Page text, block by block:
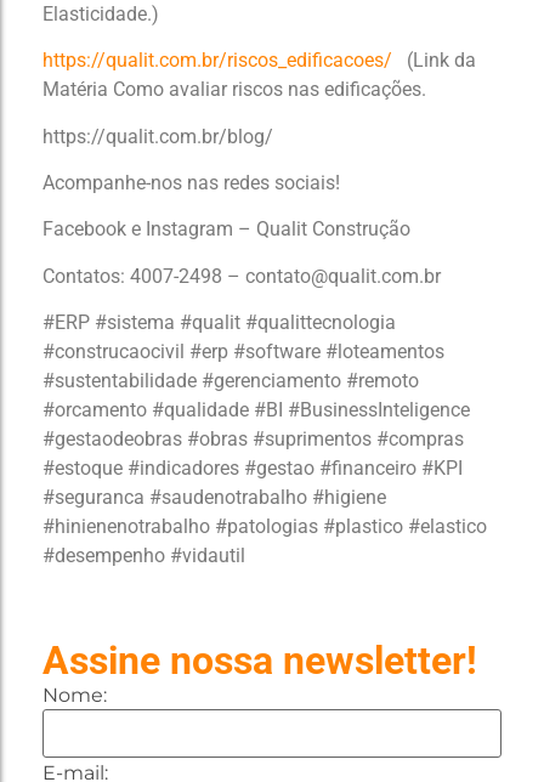
Elasticidade.)
https://qualit.com.br/riscos_edificacoes/ (Link da
Matéria Como avaliar riscos nas edificações.
https://qualit.com.br/blog/
Acompanhe-nos nas redes sociais!
Facebook e Instagram – Qualit Construção
Contatos: 4007-2498 – contato@qualit.com.br
#ERP #sistema #qualit #qualittecnologia
#construcaocivil #erp #software #loteamentos
#sustentabilidade #gerenciamento #remoto
#orcamento #qualidade #BI #BusinessInteligence
#gestaodeobras #obras #suprimentos #compras
#estoque #indicadores #gestao #financeiro #KPI
#seguranca #saudenotrabalho #higiene
#hinienenotrabalho #patologias #plastico #elastico
#desempenho #vidautil
Assine nossa newsletter!
Nome:
E-mail: